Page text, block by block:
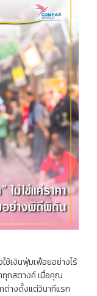
ช้เงินฟุ่มเฟือยอย่างไร้
กสตางค์ เมื่อคุณ
ต่างตั้งแต่วินาทีแรก